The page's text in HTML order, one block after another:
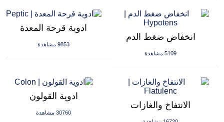
ادوية قرحة المعدة
9853 مشاهدة
انخفاض ضغط الدم
5109 مشاهدة
ادوية القولون
30760 مشاهدة
الانتفاخ والغازات